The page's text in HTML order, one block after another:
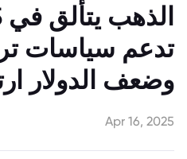
تدعم سياسات
وضعف الدولار
Apr 16, 2025